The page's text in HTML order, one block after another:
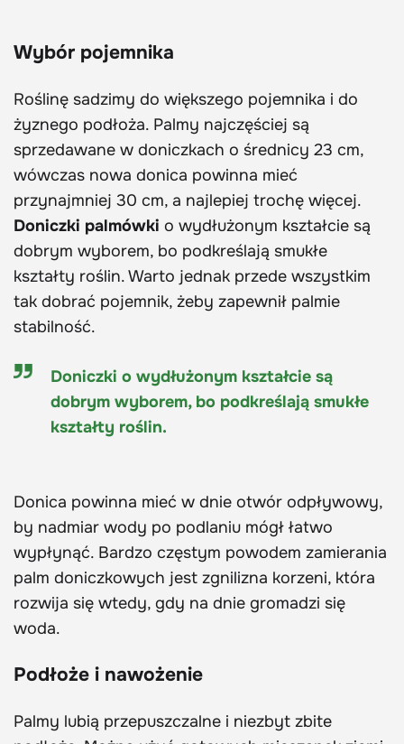
Wybór pojemnika
Roślinę sadzimy do większego pojemnika i do
żyznego podłoża. Palmy najczęściej są
sprzedawane w doniczkach o średnicy 23 cm,
wówczas nowa donica powinna mieć
przynajmniej 30 cm, a najlepiej trochę więcej.
Doniczki palmówki o wydłużonym kształcie są
dobrym wyborem, bo podkreślają smukłe
kształty roślin. Warto jednak przede wszystkim
tak dobrać pojemnik, żeby zapewnił palmie
stabilność.
Doniczki o wydłużonym kształcie są
dobrym wyborem, bo podkreślają smukłe
kształty roślin.
Donica powinna mieć w dnie otwór odpływowy,
by nadmiar wody po podlaniu mógł łatwo
wypłynąć. Bardzo częstym powodem zamierania
palm doniczkowych jest zgnilizna korzeni, która
rozwija się wtedy, gdy na dnie gromadzi się
woda.
Podłoże i nawożenie
Palmy lubią przepuszczalne i niezbyt zbite